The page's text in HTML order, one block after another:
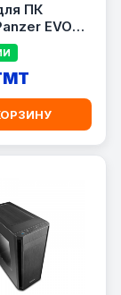
ПК
EVO